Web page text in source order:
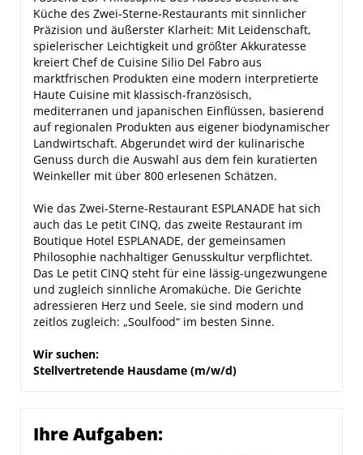
Küche des Zwei-Sterne-Restaurants mit sinnlicher
Präzision und äußerster Klarheit: Mit Leidenschaft,
spielerischer Leichtigkeit und größter Akkuratesse
kreiert Chef de Cuisine Silio Del Fabro aus
marktfrischen Produkten eine modern interpretierte
Haute Cuisine mit klassisch-französisch,
mediterranen und japanischen Einflüssen, basierend
auf regionalen Produkten aus eigener biodynamischer
Landwirtschaft. Abgerundet wird der kulinarische
Genuss durch die Auswahl aus dem fein kuratierten
Weinkeller mit über 800 erlesenen Schätzen.
Wie das Zwei-Sterne-Restaurant ESPLANADE hat sich
auch das Le petit CINQ, das zweite Restaurant im
Boutique Hotel ESPLANADE, der gemeinsamen
Philosophie nachhaltiger Genusskultur verpflichtet.
Das Le petit CINQ steht für eine lässig-ungezwungene
und zugleich sinnliche Aromaküche. Die Gerichte
adressieren Herz und Seele, sie sind modern und
zeitlos zugleich: „Soulfood“ im besten Sinne.
Wir suchen:
Stellvertretende Hausdame (m/w/d)
Ihre Aufgaben: